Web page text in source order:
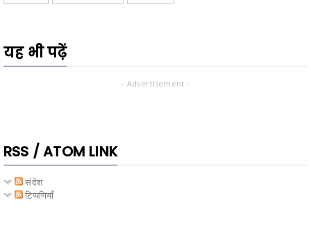
यह भी पढ़ें
- Advertisement -
RSS / ATOM LINK
संदेश
टिप्पणियाँ